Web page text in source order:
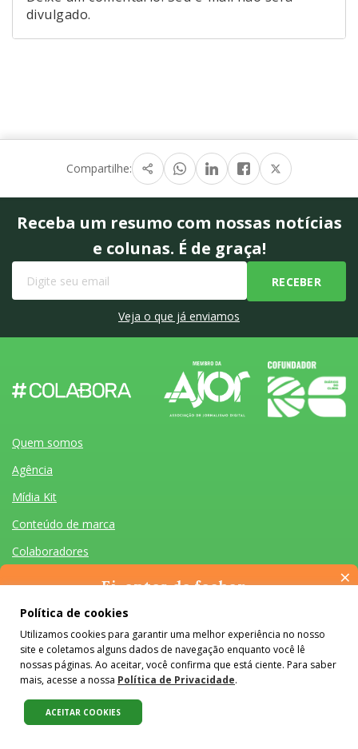
divulgado.
Compartilhe:
Receba um resumo com nossas notícias
e colunas. É de graça!
Veja o que já enviamos
Quem somos
Agência
Mídia Kit
Conteúdo de marca
Colaboradores
Quem somos Agência Mídia Kit Conteúdo de marca
Política de cookies
Utilizamos cookies para garantir uma melhor experiência no nosso
site e coletamos alguns dados de navegação enquanto você lê
nossas páginas. Ao aceitar, você confirma que está ciente. Para saber
mais, acesse a nossa Política de Privacidade.
ACEITAR COOKIES
×
Ei, antes de fechar…
Pense na importância de manter-se informado(a). Quer ter
colunistas e reportagens especiais? Receba a nossa newsletter.
É de graça :)